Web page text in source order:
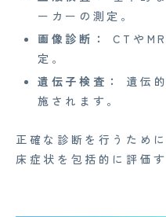
ーカーの測定。
画像診断：
CTや
定。
遺伝子検査：
遺伝
施されます。
正確な診断を行うため
床症状を包括的に評価
お知らせ
イベント
Mente for Biz [メンテ]
キャリア・インターン